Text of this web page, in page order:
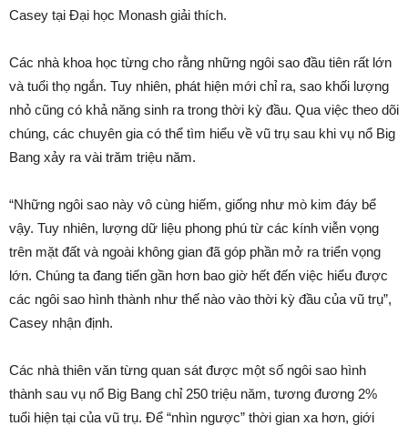
Casey tại Đại học Monash giải thích.
Các nhà khoa học từng cho rằng những ngôi sao đầu tiên rất lớn
và tuổi thọ ngắn. Tuy nhiên, phát hiện mới chỉ ra, sao khối lượng
nhỏ cũng có khả năng sinh ra trong thời kỳ đầu. Qua việc theo dõi
chúng, các chuyên gia có thể tìm hiểu về vũ trụ sau khi vụ nổ Big
Bang xảy ra vài trăm triệu năm.
“Những ngôi sao này vô cùng hiếm, giống như mò kim đáy bể
vậy. Tuy nhiên, lượng dữ liệu phong phú từ các kính viễn vọng
trên mặt đất và ngoài không gian đã góp phần mở ra triển vọng
lớn. Chúng ta đang tiến gần hơn bao giờ hết đến việc hiểu được
các ngôi sao hình thành như thế nào vào thời kỳ đầu của vũ trụ”,
Casey nhận định.
Các nhà thiên văn từng quan sát được một số ngôi sao hình
thành sau vụ nổ Big Bang chỉ 250 triệu năm, tương đương 2%
tuổi hiện tại của vũ trụ. Để “nhìn ngược” thời gian xa hơn, giới